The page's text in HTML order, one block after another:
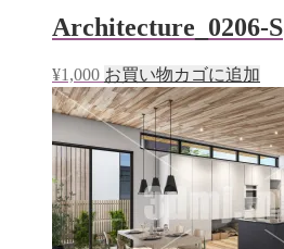
Architecture_0206-S
¥1,000 お買い物カゴに追加